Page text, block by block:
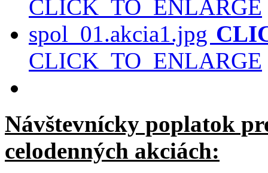
CLICK_TO_ENLARGE
Návštevnícky poplatok
celodenných akciách: